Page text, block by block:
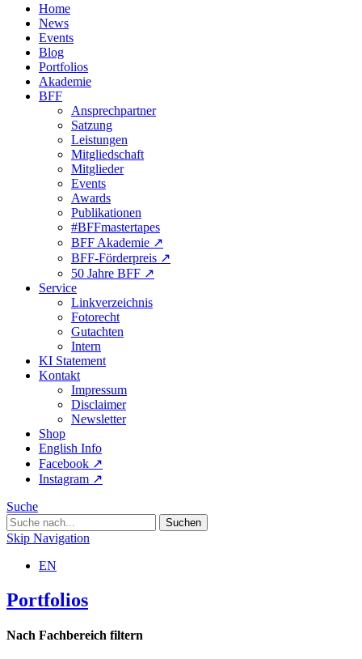
Home
News
Events
Blog
Portfolios
Akademie
BFF
Ansprechpartner
Satzung
Leistungen
Mitgliedschaft
Mitglieder
Events
Awards
Publikationen
#BFFmastertapes
BFF Akademie ↗︎
BFF-Förderpreis ↗︎
50 Jahre BFF ↗︎
Service
Linkverzeichnis
Fotorecht
Gutachten
Intern
KI Statement
Kontakt
Impressum
Disclaimer
Newsletter
Shop
English Info
Facebook ↗︎
Instagram ↗︎
Suche
Skip Navigation
EN
Portfolios
Nach Fachbereich filtern